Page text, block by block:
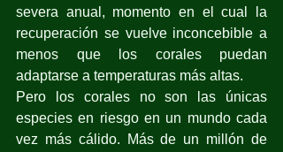
severa anual, momento en el cual la
recuperación se vuelve inconcebible a
menos que los corales puedan
adaptarse a temperaturas más altas.
Pero los corales no son las únicas
especies en riesgo en un mundo cada
vez más cálido. Más de un millón de